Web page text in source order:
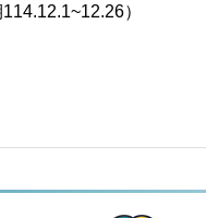
）